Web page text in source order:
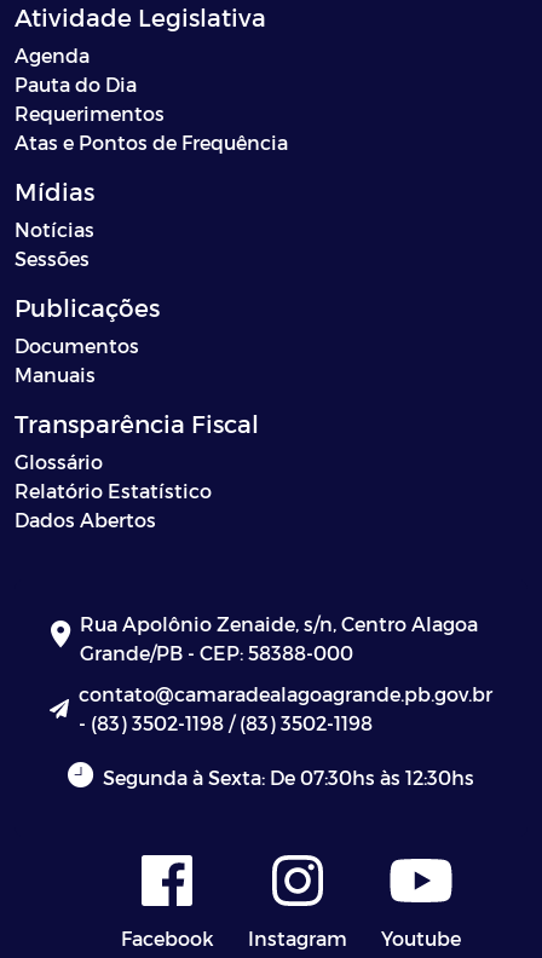
Atividade Legislativa
Agenda
Pauta do Dia
Requerimentos
Atas e Pontos de Frequência
Mídias
Notícias
Sessões
Publicações
Documentos
Manuais
Transparência Fiscal
Glossário
Relatório Estatístico
Dados Abertos
Rua Apolônio Zenaide, s/n, Centro Alagoa
Grande/PB - CEP: 58388-000
contato@camaradealagoagrande.pb.gov.br
- (83) 3502-1198 / (83) 3502-1198
Segunda à Sexta: De 07:30hs às 12:30hs
Facebook Instagram Youtube